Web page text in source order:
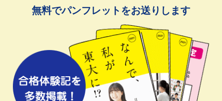
無料でパンフレットをお送りします